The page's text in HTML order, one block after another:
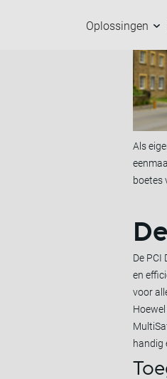
Oplossingen
Als
boetes
De PCI
en
voor
handig